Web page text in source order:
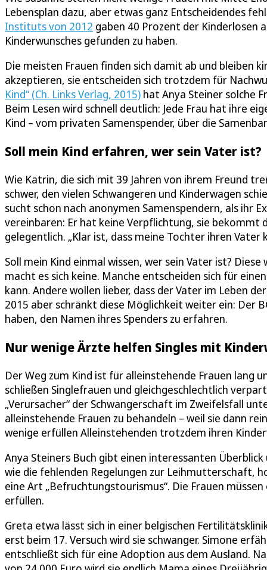
Lebensplan dazu, aber etwas ganz Entscheidendes
Instituts von 2012 gaben 40 Prozent der Kinderlosen
Kinderwunsches gefunden zu haben.
Die meisten Frauen finden sich damit ab und bleiben
akzeptieren, sie entscheiden sich trotzdem für
Kind“ (Ch. Links Verlag, 2015) hat Anya Steiner solche
Beim Lesen wird schnell deutlich: Jede Frau hat ihre
Kind – vom privaten Samenspender, über die
Soll mein Kind erfahren, wer sein Vater ist?
Wie Katrin, die sich mit 39 Jahren von ihrem Freund
schwer, den vielen Schwangeren und Kinderwagen
sucht schon nach anonymen Samenspendern, als ihr
vereinbaren: Er hat keine Verpflichtung, sie bekommt
gelegentlich. „Klar ist, dass meine Tochter ihren Vater
Soll mein Kind einmal wissen, wer sein Vater ist?
macht es sich keine. Manche entscheiden sich für
kann. Andere wollen lieber, dass der Vater im Leben
2015 aber schränkt diese Möglichkeit weiter ein: Der
haben, den Namen ihres Spenders zu erfahren.
Nur wenige Ärzte helfen Singles mit
Der Weg zum Kind ist für alleinstehende Frauen lang
schließen Singlefrauen und gleichgeschlechtlich
„Verursacher“ der Schwangerschaft im Zweifelsfall
alleinstehende Frauen zu behandeln – weil sie dann
wenige erfüllen Alleinstehenden trotzdem ihren
Anya Steiners Buch gibt einen interessanten
wie die fehlenden Regelungen zur Leihmutterschaft,
eine Art „Befruchtungstourismus“. Die Frauen
erfüllen.
Greta etwa lässt sich in einer belgischen
erst beim 17. Versuch wird sie schwanger. Simone
entschließt sich für eine Adoption aus dem Ausland.